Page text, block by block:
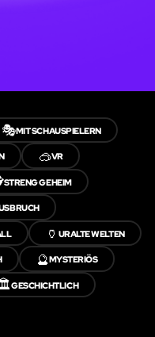
🎭MIT SCHAUSPIELERN
🥽VR
STRENG GEHEIM
🏺 URALTE WELTEN
🔮MYSTERIÖS
GESCHICHTLICH